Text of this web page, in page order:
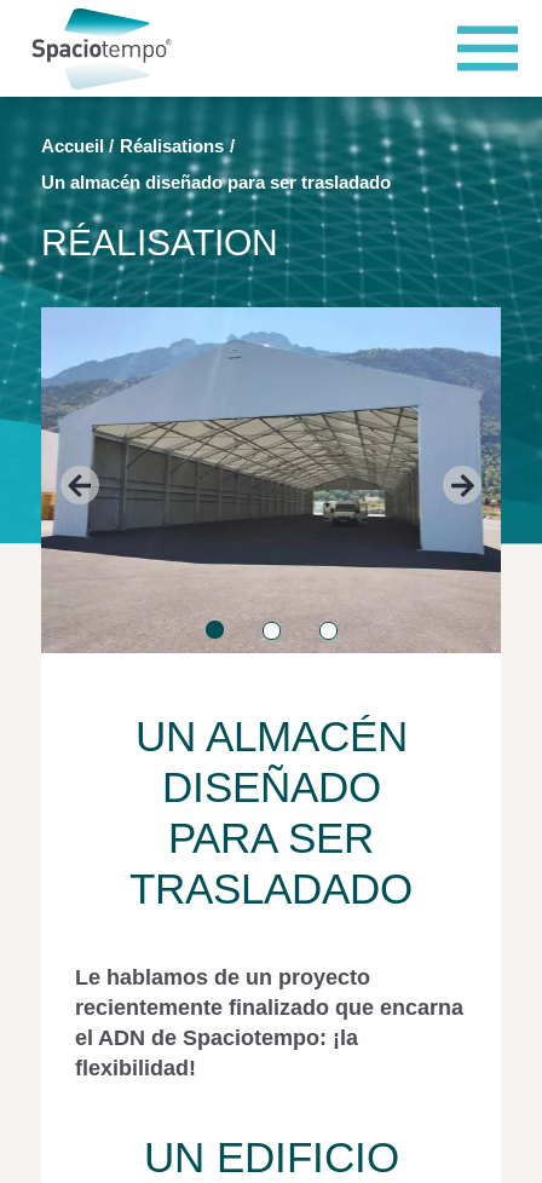
Accueil
Réalisations
Un almacén diseñado para ser trasladado
RÉALISATION
UN ALMACÉN
DISEÑADO
PARA SER
TRASLADADO
Le hablamos de un proyecto
recientemente finalizado que encarna
el ADN de Spaciotempo: ¡la
flexibilidad!
UN EDIFICIO
Panneau de gestion des cookies